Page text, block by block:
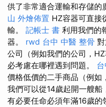
供了非常適合運輸和存儲的
山 外燴佈置 HZ容器可直接
輸。 記帳士 書 利用我們的
器。 rwd 台中 中醫 整骨
公司（例如我們的公司，
必考慮在哪裡遇到問題。
價格低價的二手商品（例如
我們可以從14歲起開一艘
有必要任命必須年滿16歲的